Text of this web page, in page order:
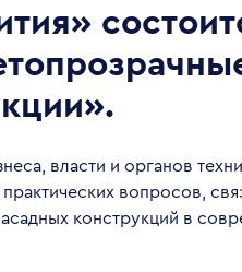
власти и органов
вопросов,
конструкций в